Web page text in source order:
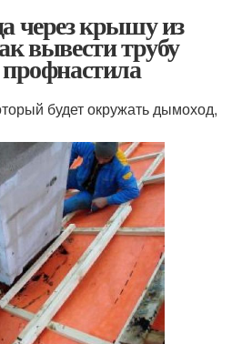
через крышу из
вывести трубу
будет окружать дымоход,